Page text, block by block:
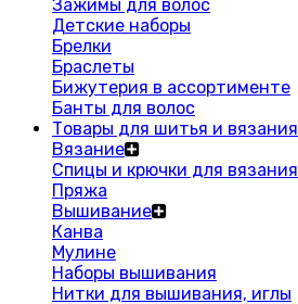
Зажимы для волос
Детские наборы
Брелки
Браслеты
Бижутерия в ассортименте
Банты для волос
Товары для шитья и вязания
Вязание
Спицы и крючки для вязания
Пряжа
Вышивание
Канва
Мулине
Наборы вышивания
Нитки для вышивания, иглы